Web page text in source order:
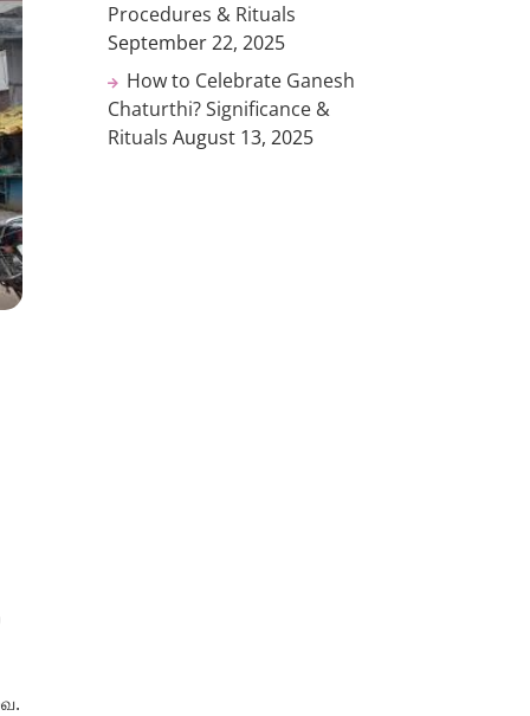
Procedures & Rituals
September 22, 2025
How to Celebrate Ganesh
Chaturthi? Significance &
Rituals August 13, 2025